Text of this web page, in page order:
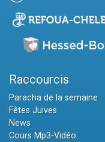
Raccourcis
Paracha de la semaine
Fêtes Juives
News
Cours Mp3-Vidéo